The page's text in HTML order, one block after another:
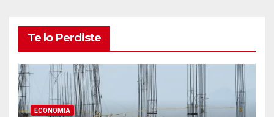
Te lo Perdiste
ECONOMIA